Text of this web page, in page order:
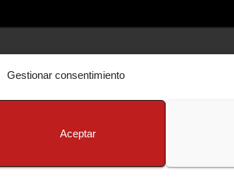
Gestionar consentimiento
Aceptar